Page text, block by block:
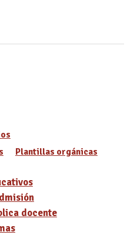
Plantillas orgánicas
docente